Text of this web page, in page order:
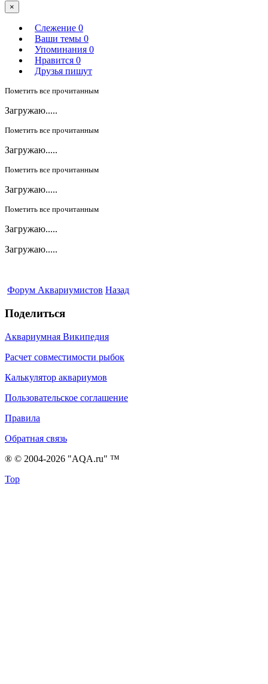
×
Слежение 0
Ваши темы 0
Упоминания 0
Нравится 0
Друзья пишут
Пометить все прочитанным
Загружаю.....
Пометить все прочитанным
Загружаю.....
Пометить все прочитанным
Загружаю.....
Пометить все прочитанным
Загружаю.....
Загружаю.....
Форум Аквариумистов Назад
Поделиться
Аквариумная Википедия
Расчет совместимости рыбок
Калькулятор аквариумов
Пользовательское соглашение
Правила
Обратная связь
® © 2004-2026 "AQA.ru" ™
Top